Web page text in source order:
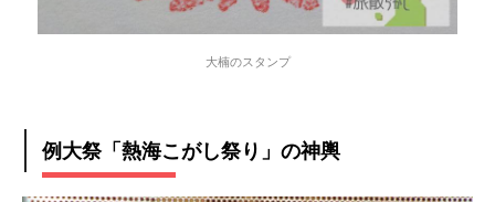
大楠のスタンプ
例大祭「熱海こがし祭り」の神輿